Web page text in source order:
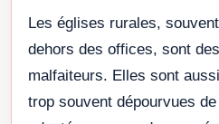
Les églises rurales,
dehors des offices, sont
malfaiteurs. Elles sont
trop souvent dépourvues